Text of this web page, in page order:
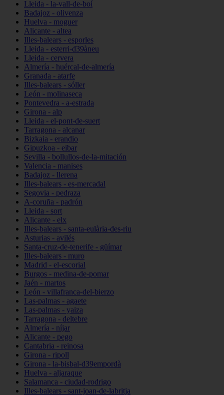
Lleida - la-vall-de-boí
Badajoz - olivenza
Huelva - moguer
Alicante - altea
Illes-balears - esporles
Lleida - esterri-d39àneu
Lleida - cervera
Almería - huércal-de-almería
Granada - atarfe
Illes-balears - sóller
León - molinaseca
Pontevedra - a-estrada
Girona - alp
Lleida - el-pont-de-suert
Tarragona - alcanar
Bizkaia - erandio
Gipuzkoa - eibar
Sevilla - bollullos-de-la-mitación
Valencia - manises
Badajoz - llerena
Illes-balears - es-mercadal
Segovia - pedraza
A-coruña - padrón
Lleida - sort
Alicante - elx
Illes-balears - santa-eulària-des-riu
Asturias - avilés
Santa-cruz-de-tenerife - güímar
Illes-balears - muro
Madrid - el-escorial
Burgos - medina-de-pomar
Jaén - martos
León - villafranca-del-bierzo
Las-palmas - agaete
Las-palmas - yaiza
Tarragona - deltebre
Almería - níjar
Alicante - pego
Cantabria - reinosa
Girona - ripoll
Girona - la-bisbal-d39empordà
Huelva - aljaraque
Salamanca - ciudad-rodrigo
Illes-balears - sant-joan-de-labritja